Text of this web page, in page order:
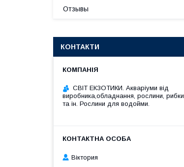
Отзывы
КОНТАКТИ
СВІТ ЕКЗОТИКИ. Акваріуми від
виробника,обладнання, рослини, рибки
та ін. Рослини для водойми.
Віктория